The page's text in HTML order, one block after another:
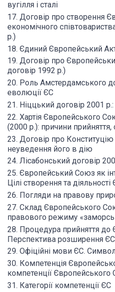
вугілля і сталі
17. Договір про створення
економічного
р.)
18. Єдиний Європейський
19. Договір про
договір 1992 р.)
20. Роль Амстердамського
еволюції ЄС
21. Ніццький договір 2001 р.:
22. Хартія Європейського
(2000 р.): причини прийняття,
23. Договір про
неуведення його в дію
24. Лісабонський договір
25. Європейський Союз як
Цілі створення та діяльності
26. Погляди на правову
27. Склад Європейського
правового режиму
28. Процедура прийняття
Перспектива розширення ЄС
29. Офіційні мови ЄС.
30. Компетенція
компетенції Європейського
31. Категорії компетенції ЄС